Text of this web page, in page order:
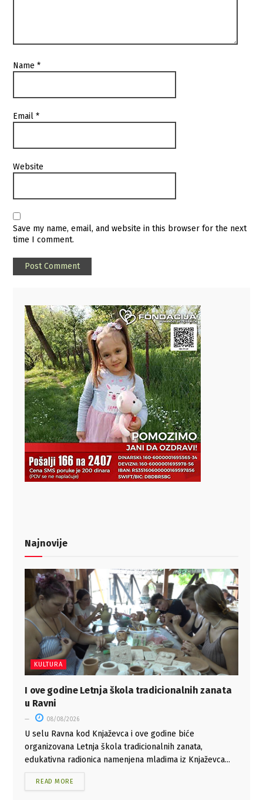
Name*
Email*
Website
Save my name, email, and website in this browser for the next
time I comment.
Najnovije
KULTURA
I ove godine Letnja škola tradicionalnih zanata
u Ravni
08/08/2026
U selu Ravna kod Knjaževca i ove godine biće
organizovana Letnja škola tradicionalnih zanata,
edukativna radionica namenjena mladima iz Knjaževca...
READ MORE